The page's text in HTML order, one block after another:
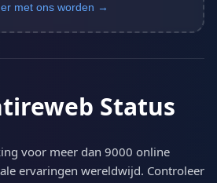
met ons worden →
Status
voor meer dan 9000 online
ervaringen wereldwijd. Controleer